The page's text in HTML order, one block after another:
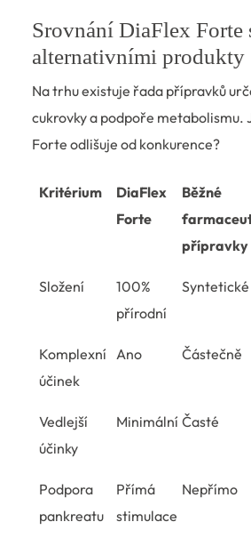
Srovnání DiaFlex Forte
alternativními produkty
Na trhu existuje řada přípravků
cukrovky a podpoře metabolismu.
Forte odlišuje od konkurence?
Kritérium
DiaFlex
Forte
Běžné
přípravky
Složení
100%
přírodní
Komplexní
účinek
Ano Částečně
Vedlejší
účinky
Minimální Časté
Podpora
pankreatu
Přímá
stimulace
Nepřímo